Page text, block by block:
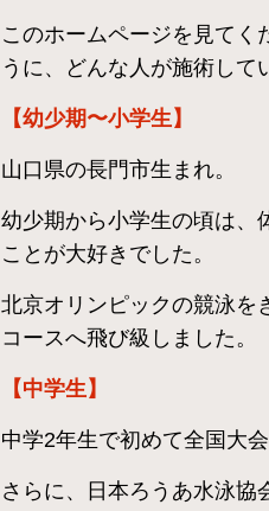
このホームページを見てく
うに、どんな人が施術して
【幼少期〜小学生】
山口県の長門市生まれ。
幼少期から小学生の頃は、
ことが大好きでした。
北京オリンピックの競泳を
コースへ飛び級しました。
​【中学生】
中学2年生で初めて全国大
さらに、日本ろうあ水泳協